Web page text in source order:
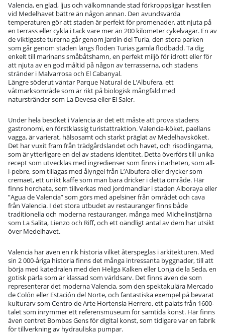
Valencia, en glad, ljus och välkomnande stad förkroppsligar livsstilen
vid Medelhavet bättre än någon annan. Den avundsvärda
temperaturen gör att staden är perfekt för promenader, att njuta på
en terrass eller cykla i tack vare mer än 200 kilometer cykelvägar. En av
de viktigaste turerna går genom Jardín del Turia, den stora parken
som går genom staden längs floden Turias gamla flodbädd. Ta dig
enkelt till marinans småbåtshamn, en perfekt miljö för idrott eller för
att njuta av en god måltid på någon av terrasserna, och stadens
stränder i Malvarrosa och El Cabanyal.
Längre söderut väntar Parque Natural de L’Albufera, ett
våtmarksområde som är rikt på biologisk mångfald med
naturstränder som La Devesa eller El Saler.
Under hela besöket i Valencia är det ett måste att prova stadens
gastronomi, en förstklassig turistattraktion. Valencia-köket, paellans
vagga, är varierat, hälsosamt och starkt präglat av Medelhavsköket.
Det har vuxit fram från trädgårdslandet och havet, och risodlingarna,
som är ytterligare en del av stadens identitet. Detta överförs till unika
recept som utvecklas med ingredienser som finns i närheten, som all-
i-pebre, som tillagas med ålyngel från L’Albufera eller drycker som
cremaet, ett unikt kaffe som man bara dricker i detta område. Här
finns horchata, som tillverkas med jordmandlar i staden Alboraya eller
”Agua de Valencia” som görs med apelsiner från området och cava
från Valencia. I det stora utbudet av restauranger finns både
traditionella och moderna restauranger, många med Michelinstjärna
som La Salita, Lienzo och Riff, och ett oändligt antal av dem har utsikt
över Medelhavet.
Valencia har även en rik historia vilket återspeglas i arkitekturen. Med
sin 2 000-åriga historia finns det många intressanta byggnader, till att
börja med katedralen med den Heliga Kalken eller Lonja de la Seda, en
gotisk pärla som är klassad som världsarv. Det finns även de som
representerar det moderna Valencia, som den spektakulära Mercado
de Colón eller Estación del Norte, och fantastiska exempel på bevarat
kulturarv som Centro de Arte Hortensia Herrero, ett palats från 1600-
talet som inrymmer ett referensmuseum för samtida konst. Här finns
även centret Bombas Gens för digital konst, som tidigare var en fabrik
för tillverkning av hydrauliska pumpar.